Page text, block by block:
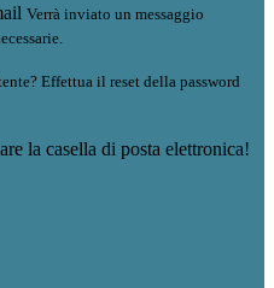
Verrà inviato un messaggio
Effettua il reset della password
la casella di posta elettronica!